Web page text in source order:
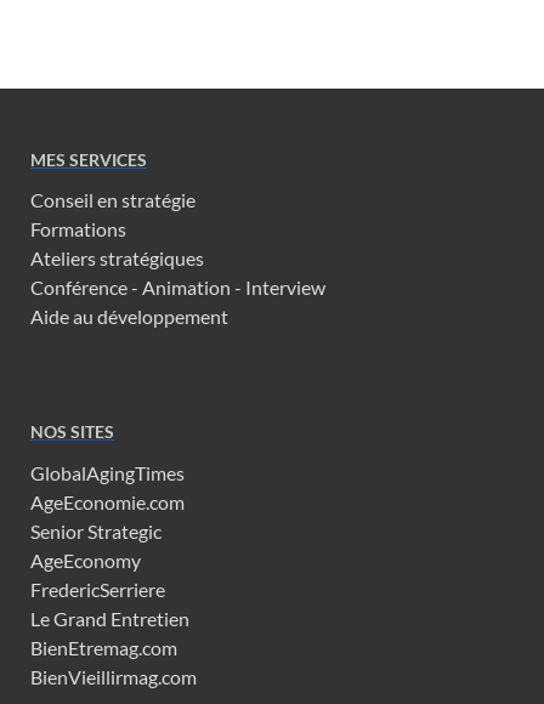
MES SERVICES
Conseil en stratégie
Formations
Ateliers stratégiques
Conférence - Animation - Interview
Aide au développement
NOS SITES
GlobalAgingTimes
AgeEconomie.com
Senior Strategic
AgeEconomy
FredericSerriere
Le Grand Entretien
BienEtremag.com
BienVieillirmag.com